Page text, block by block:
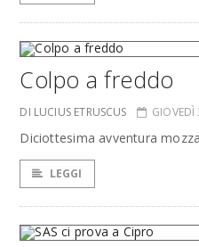
Colpo a freddo
DI LUCIUS ETRUSCUS GIOVEDÌ
Diciottesima avventura
LEGGI